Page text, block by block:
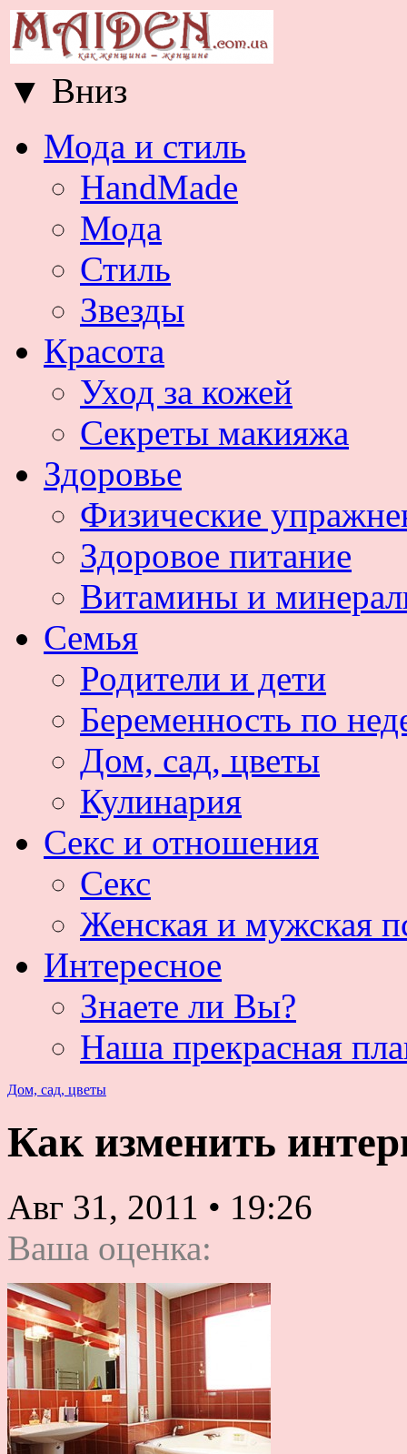
▼ Вниз
Мода и стиль
HandMade
Мода
Стиль
Звезды
Красота
Уход за кожей
Секреты макияжа
Здоровье
Физические
Здоровое питание
Витамины и
Семья
Родители и дети
Беременность по
Дом, сад, цветы
Кулинария
Секс и отношения
Секс
Женская и мужская
Интересное
Знаете ли Вы?
Наша прекрасная
Дом, сад, цветы
Как изменить
Авг 31, 2011 • 19:26
Ваша оценка: